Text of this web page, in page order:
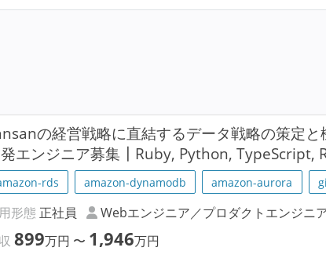
の経営戦略に直結するデータ戦略の策定
エンジニア募集┃Ruby, Python, TypeScript,
rds amazon-dynamodb amazon-aurora
形態 正社員 Webエンジニア／プロダクトエンジニ
899万円 〜 1,946万円